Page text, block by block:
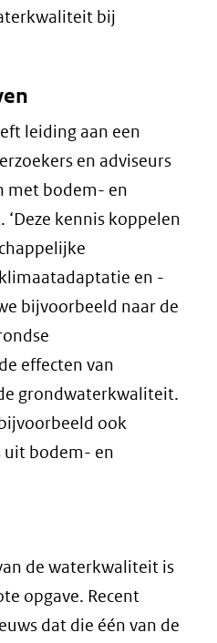
bij
leiding aan een
en adviseurs
met bodem- en
kennis koppelen
en -
bijvoorbeeld naar de
effecten van
grondwaterkwaliteit.
ook
uit bodem- en
de waterkwaliteit is
opgave. Recent
dat die één van de